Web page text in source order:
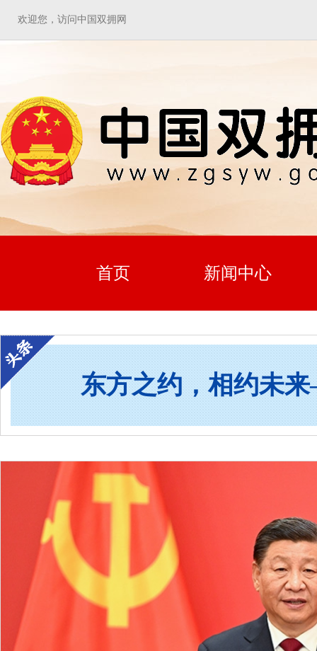
欢迎您，访问中国双拥网
首页 新闻中心
东方之约，相约未